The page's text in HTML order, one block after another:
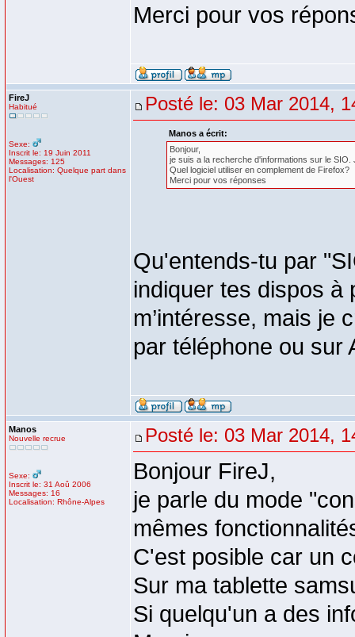
Merci pour vos
FireJ
Habitué
Sexe:
Inscrit le: 19 Juin 2011
Messages: 125
Localisation: Quelque part dans
l'Ouest
Posté le: 03 Mar 2014,
Manos a écrit:
Bonjour,
je suis a la recherche d'informations sur le
Quel logiciel utiliser en complement de Firefox?
Merci pour vos réponses
Qu'entends-tu par
indiquer tes dispos à
m’intéresse, mais je
par téléphone ou sur
Manos
Nouvelle recrue
Sexe:
Inscrit le: 31 Aoû 2006
Messages: 16
Localisation: Rhône-Alpes
Posté le: 03 Mar 2014,
Bonjour FireJ,
je parle du mode
mêmes
C'est posible car un
Sur ma tablette
Si quelqu'un a des